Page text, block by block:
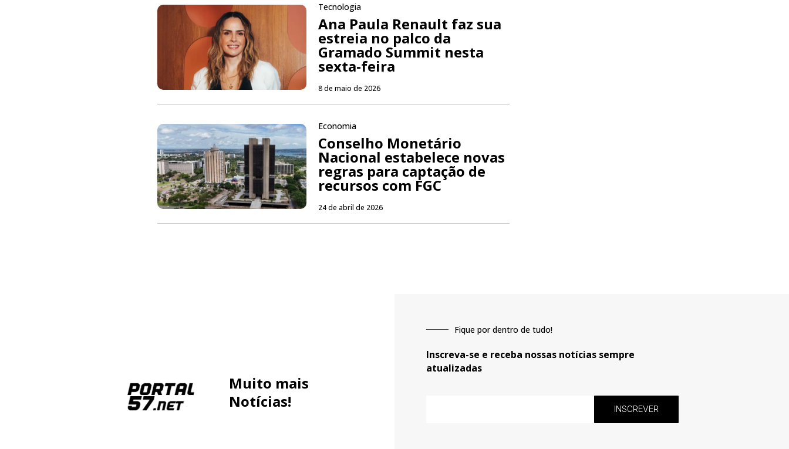
Tecnologia
Ana Paula Renault faz sua
estreia no palco da
Gramado Summit nesta
sexta-feira
8 de maio de 2026
Economia
Conselho Monetário
Nacional estabelece novas
regras para captação de
recursos com FGC
24 de abril de 2026
Muito mais
Notícias!
Fique por dentro de tudo!
Inscreva-se e receba nossas notícias sempre
atualizadas
INSCREVER